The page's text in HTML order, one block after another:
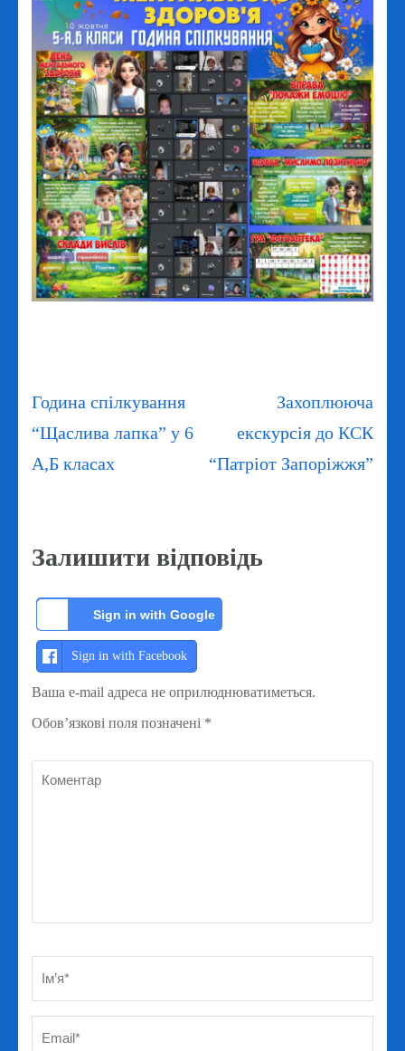
Навігація
записів
Година спілкування
“Щаслива лапка” у 6
А,Б класах
Захоплююча
екскурсія до КСК
“Патріот Запоріжжя”
Залишити відповідь
Sign in with Google
Sign in with Facebook
Ваша e-mail адреса не оприлюднюватиметься.
Обов’язкові поля позначені *
Коментар
Ім’я *